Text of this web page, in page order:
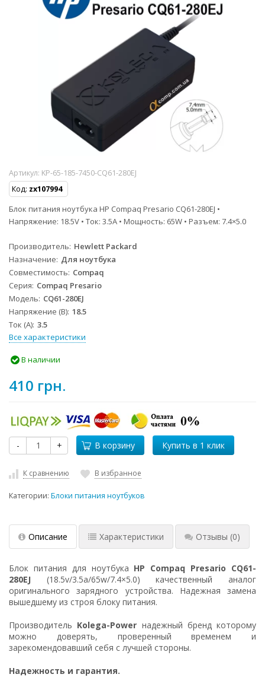
Артикул: KP-65-185-7450-CQ61-280EJ
Код: zx107994
Блок питания ноутбука HP Compaq Presario CQ61-280EJ •
Напряжение: 18.5V • Ток: 3.5A • Мощность: 65W • Разъем: 7.4×5.0
Производитель Hewlett Packard
Назначение Для ноутбука
Совместимость Compaq
Серия Compaq Presario
Модель CQ61-280EJ
Напряжение (В) 18.5
Ток (А) 3.5
Все характеристики
В наличии
410 грн.
- + В корзину
К сравнению В избранное
Категории: Блоки питания ноутбуков
Описание Характеристики Отзывы (0)
Блок питания для ноутбука HP Compaq Presario CQ61-
280EJ (18.5v/3.5a/65w/7.4×5.0) качественный аналог
оригинального зарядного устройства. Надежная замена
вышедшему из строя блоку питания.
Производитель Kolega-Power надежный бренд которому
можно доверять, проверенный временем и
зарекомендовавший себя с лучшей стороны.
Надежность и гарантия.